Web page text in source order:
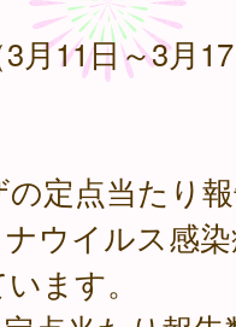
月11日～3月
定点当たり
ウイルス感
ます。